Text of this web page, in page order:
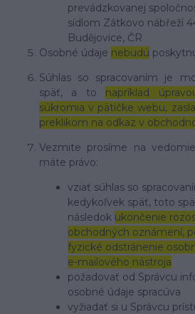
prevádzkovanej
sídlom Zátkovo nábřeží
Budějovice, ČR
Osobné údaje nebudú
Súhlas so spracovaním je
späť, a to napríklad
súkromia v pätičke webu,
preklikom na odkaz v
Vezmite prosíme na
máte právo:
vziať súhlas so
kedykoľvek späť, toto
následok ukončenie
obchodných oznámení,
fyzické odstránenie
e-mailového nástroja
požadovať od Správcu
osobné údaje spracúva
vyžiadať si u Správcu